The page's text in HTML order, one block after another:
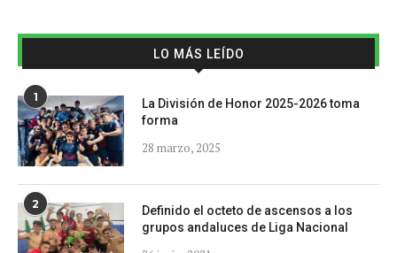
LO MÁS LEÍDO
1
La División de Honor 2025-2026 toma
forma
28 marzo, 2025
2
Definido el octeto de ascensos a los
grupos andaluces de Liga Nacional